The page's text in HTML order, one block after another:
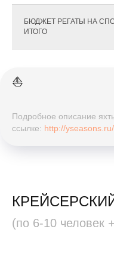
БЮДЖЕТ РЕГАТЫ НА
ИТОГО
⛵️
Подробное описание
ссылке: http://
(по 6-10 человек